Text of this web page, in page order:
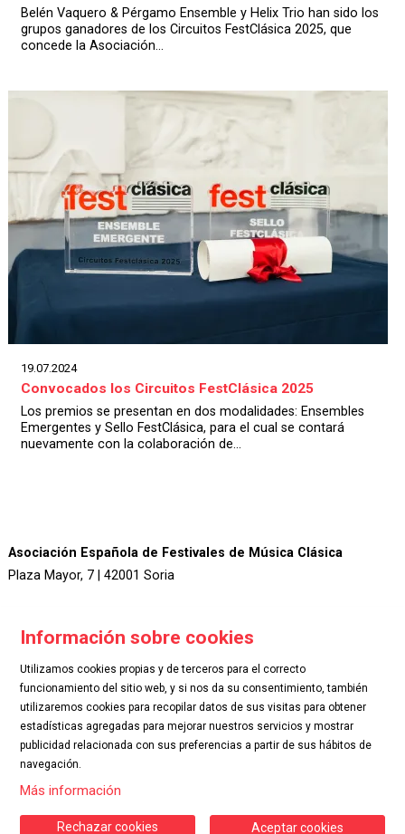
Belén Vaquero & Pérgamo Ensemble y Helix Trio han sido los
grupos ganadores de los Circuitos FestClásica 2025, que
concede la Asociación...
19.07.2024
Convocados los Circuitos FestClásica 2025
Los premios se presentan en dos modalidades: Ensembles
Emergentes y Sello FestClásica, para el cual se contará
nuevamente con la colaboración de...
Asociación Española de Festivales de Música Clásica
Plaza Mayor, 7 | 42001 Soria
.
Sitemap |
Información sobre cookies
Utilizamos cookies propias y de terceros para el correcto
funcionamiento del sitio web, y si nos da su consentimiento, también
utilizaremos cookies para recopilar datos de sus visitas para obtener
estadísticas agregadas para mejorar nuestros servicios y mostrar
publicidad relacionada con sus preferencias a partir de sus hábitos de
navegación.
Más información
Aceptar cookies
Rechazar cookies